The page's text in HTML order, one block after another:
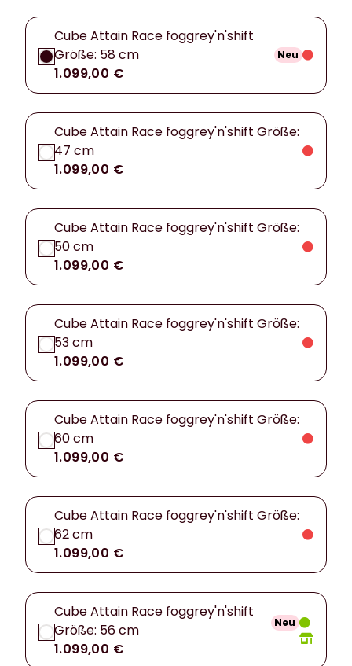
Cube Attain Race foggrey'n'shift
Größe: 58 cm
1.099,00 €
Neu
Cube Attain Race foggrey'n'shift Größe:
47 cm
1.099,00 €
Cube Attain Race foggrey'n'shift Größe:
50 cm
1.099,00 €
Cube Attain Race foggrey'n'shift Größe:
53 cm
1.099,00 €
Cube Attain Race foggrey'n'shift Größe:
60 cm
1.099,00 €
Cube Attain Race foggrey'n'shift Größe:
62 cm
1.099,00 €
Cube Attain Race foggrey'n'shift
Größe: 56 cm
1.099,00 €
Neu